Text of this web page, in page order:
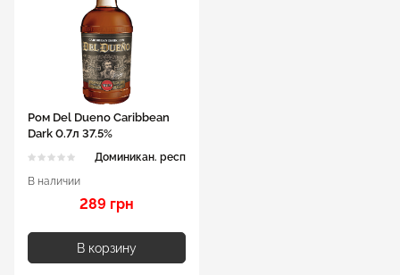
Ром Del Dueno Caribbean
Dark 0.7л 37.5%
Доминикан. респ
В наличии
289 грн
В корзину